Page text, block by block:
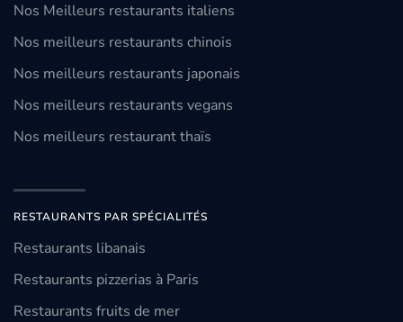
Nos Meilleurs restaurants italiens
Nos meilleurs restaurants chinois
Nos meilleurs restaurants japonais
Nos meilleurs restaurants vegans
Nos meilleurs restaurant thaïs
RESTAURANTS PAR SPÉCIALITÉS
Restaurants libanais
Restaurants pizzerias à Paris
Restaurants fruits de mer